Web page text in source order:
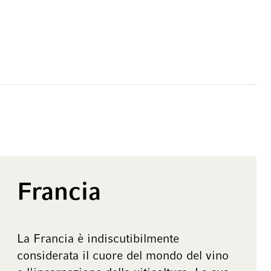
Francia
La Francia è indiscutibilmente
considerata il cuore del mondo del vino